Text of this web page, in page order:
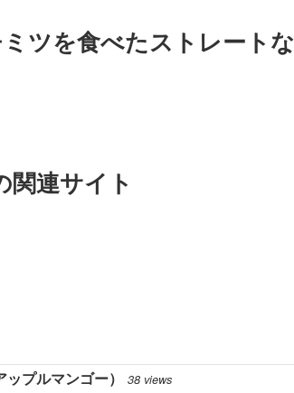
ツを食べたストレートな
連サイト
プルマンゴー） 38 views